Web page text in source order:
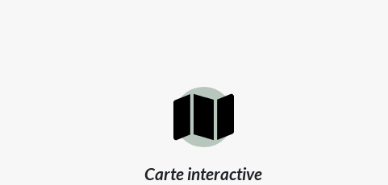
Carte interactive